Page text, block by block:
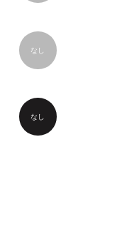
なし
なし